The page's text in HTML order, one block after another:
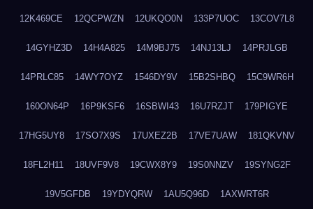
12K469CE 12QCPWZN 12UKQO0N 133P7UOC 13COV7L8
14GYHZ3D 14H4A825 14M9BJ75 14NJ13LJ 14PRJLGB
14PRLC85 14WY7OYZ 1546DY9V 15B2SHBQ 15C9WR6H
160ON64P 16P9KSF6 16SBWI43 16U7RZJT 179PIGYE
17HG5UY8 17SO7X9S 17UXEZ2B 17VE7UAW 181QKVNV
18FL2H11 18UVF9V8 19CWX8Y9 19S0NNZV 19SYNG2F
19V5GFDB 19YDYQRW 1AU5Q96D 1AXWRT6R